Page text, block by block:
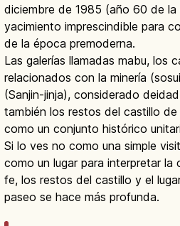
diciembre de 1985 (año 60 de
yacimiento imprescindible para
de la época premoderna.
Las galerías llamadas mabu, los
relacionados con la minería
(Sanjin-jinja), considerado
también los restos del castillo
como un conjunto histórico
Si lo ves no como una simple
como un lugar para interpretar la
fe, los restos del castillo y el
paseo se hace más profunda.